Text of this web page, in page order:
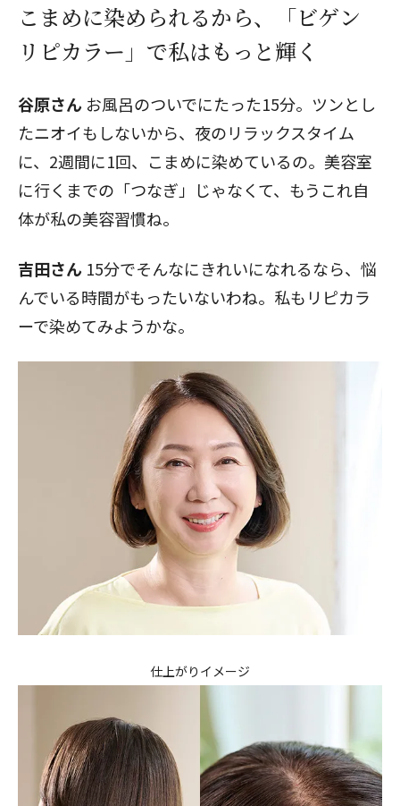
こまめに染められるから、「ビゲン
リピカラー」で私はもっと輝く
谷原さん お風呂のついでにたった15分。ツンとし
たニオイもしないから、夜のリラックスタイム
に、2週間に1回、こまめに染めているの。美容室
に行くまでの「つなぎ」じゃなくて、もうこれ自
体が私の美容習慣ね。
吉田さん 15分でそんなにきれいになれるなら、悩
んでいる時間がもったいないわね。私もリピカラ
ーで染めてみようかな。
仕上がりイメージ